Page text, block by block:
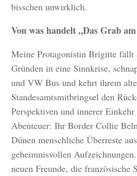
bisschen unwirklich.
Von was handelt „Das Grab
Meine Protagonistin Brigitte fällt
Gründen in eine Sinnkrise,
und VW Bus und kehrt ihrem
Standesamtsmitbringsel den
Perspektiven und innerer
Abenteuer: Ihr Border Collie
Dünen menschliche Überreste
geheimnisvollen
neuen Freunde, die französische